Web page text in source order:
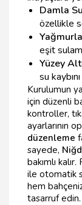
Damla
özellikle
eşit
Yüzey
su
Kurulumun
için düzenli
kontroller,
ayarlarının
düzenleme
sayede,
bakımlı
ile otomatik
hem
tasarruf edin.